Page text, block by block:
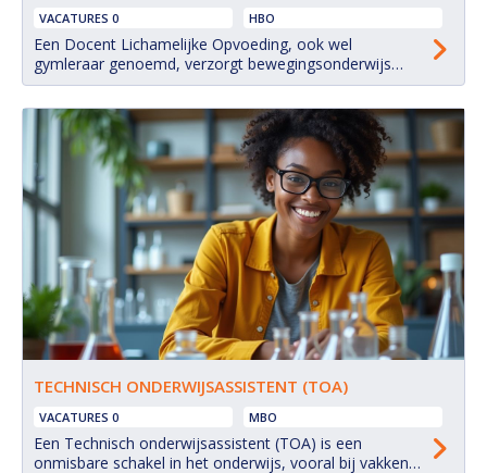
VACATURES 0 HBO
Een Docent Lichamelijke Opvoeding, ook wel
gymleraar genoemd, verzorgt bewegingsonderwijs
aan leerlingen in het basisonderwijs, voortgezet
onderwijs of speciaal onderwijs.
TECHNISCH ONDERWIJSASSISTENT (TOA)
VACATURES 0 MBO
Een Technisch onderwijsassistent (TOA) is een
onmisbare schakel in het onderwijs, vooral bij vakken